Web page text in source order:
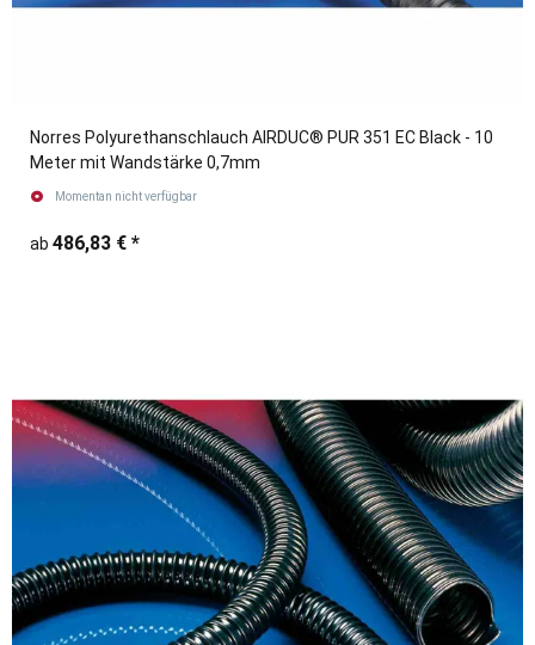
Norres Polyurethanschlauch AIRDUC® PUR 351 EC Black - 10
Meter mit Wandstärke 0,7mm
Momentan nicht verfügbar
ab 486,83 € *